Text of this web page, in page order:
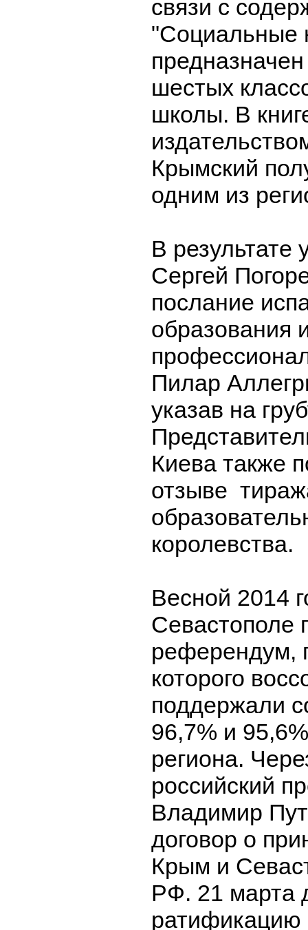
связи с
"Социальные
шестых
школы. В
Крымский
одним из
В результате
Сергей
послание
образования
Пилар
указав на
Киева также
отзыве
королевства.
Весной 2014
Севастополе
референдум,
которого
поддержали
96,7% и
региона.
российский
Владимир
договор о
Крым и
РФ. 21 марта